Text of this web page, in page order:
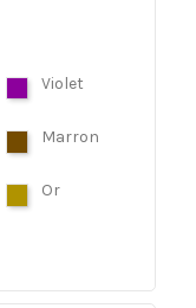
Violet
Marron
Or